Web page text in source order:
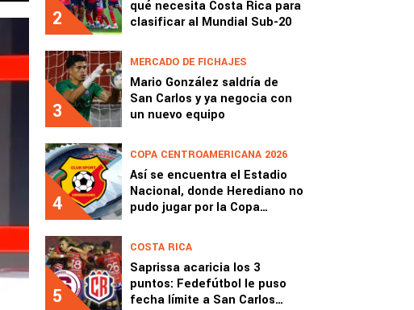
2
qué necesita Costa Rica para
clasificar al Mundial Sub-20
3
MERCADO DE FICHAJES
Mario González saldría de
San Carlos y ya negocia con
un nuevo equipo
4
COPA CENTROAMERICANA 2026
Así se encuentra el Estadio
Nacional, donde Herediano no
pudo jugar por la Copa
5
COSTA RICA
Saprissa acaricia los 3
puntos: Fedefútbol le puso
fecha límite a San Carlos